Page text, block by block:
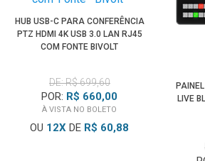
HUB USB-C PARA CONFERÊNCIA
PTZ HDMI 4K USB 3.0 LAN RJ45
COM FONTE BIVOLT
DE: R$ 699,60
POR: R$ 660,00
À VISTA NO BOLETO
OU 12X DE R$ 60,88
LIVE